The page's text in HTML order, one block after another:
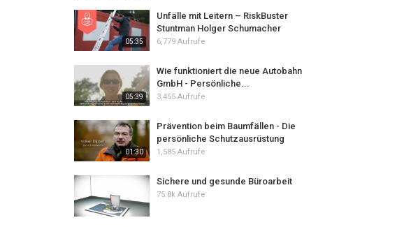
05:35
Unfälle mit Leitern – RiskBuster
Stuntman Holger Schumacher
6,779 Aufrufe
05:39
Wie funktioniert die neue Autobahn
GmbH - Persönliche...
3,455 Aufrufe
01:30
Prävention beim Baumfällen - Die
persönliche Schutzausrüstung
1,585 Aufrufe
Sichere und gesunde Büroarbeit
75.8k Aufrufe